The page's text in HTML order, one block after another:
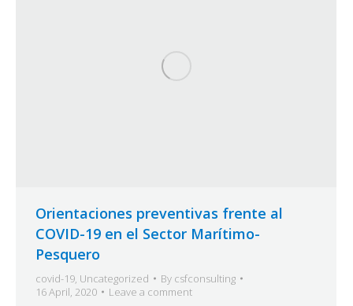
Orientaciones preventivas frente al
COVID-19 en el Sector Marítimo-
Pesquero
covid-19, Uncategorized By csfconsulting
16 April, 2020
Leave a comment